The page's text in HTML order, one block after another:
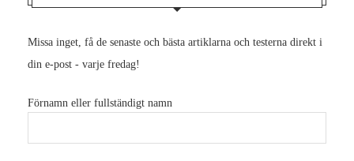
Missa inget, få de senaste och bästa artiklarna och testerna direkt i
din e-post - varje fredag!
Förnamn eller fullständigt namn